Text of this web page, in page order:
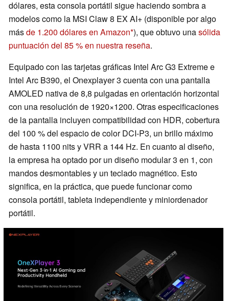
dólares, esta consola portátil sigue haciendo sombra a
modelos como la MSI Claw 8 EX AI+ (disponible por algo
másde 1.200 dólares en Amazon ), que obtuvo unasólida
puntuación del 85 % en nuestra reseña.
Equipado con las tarjetas gráficas Intel Arc G3 Extreme e
Intel Arc B390, el Onexplayer 3 cuenta con una pantalla
AMOLED nativa de 8,8 pulgadas en orientación horizontal
con una resolución de 1920×1200. Otras especificaciones
de la pantalla incluyen compatibilidad con HDR, cobertura
del 100 % del espacio de color DCI-P3, un brillo máximo
de hasta 1100 nits y VRR a 144 Hz. En cuanto al diseño,
la empresa ha optado por un diseño modular 3 en 1, con
mandos desmontables y un teclado magnético. Esto
significa, en la práctica, que puede funcionar como
consola portátil, tableta independiente y miniordenador
portátil.